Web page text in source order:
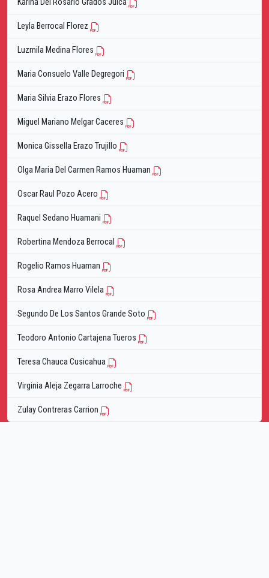
Karina Del Rosario Grados Julca
Leyla Berrocal Florez
Luzmila Medina Flores
Maria Consuelo Valle Degregori
Maria Silvia Erazo Flores
Miguel Mariano Melgar Caceres
Monica Gissella Erazo Trujillo
Olga Maria Del Carmen Ramos Huaman
Oscar Raul Pozo Acero
Raquel Sedano Huamani
Robertina Mendoza Berrocal
Rogelio Ramos Huaman
Rosa Andrea Marro Vilela
Segundo De Los Santos Grande Soto
Teodoro Antonio Cartajena Tueros
Teresa Chauca Cusicahua
Virginia Aleja Zegarra Larroche
Zulay Contreras Carrion